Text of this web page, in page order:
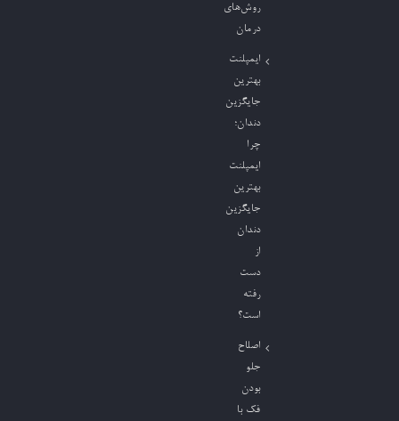
روش‌های
درمان
ایمپلنت
بهترین
جایگزین
دندان؛
چرا
ایمپلنت
بهترین
جایگزین
دندان
از
دست
رفته
است؟
اصلاح
جلو
بودن
فک با